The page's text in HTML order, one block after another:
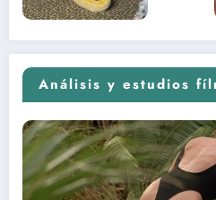
Análisis y estudios